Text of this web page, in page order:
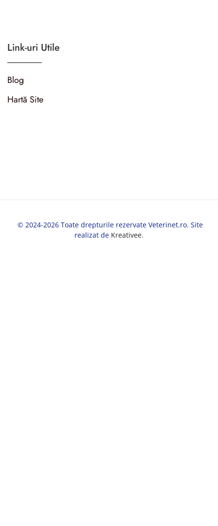
Link-uri Utile
Blog
Hartă Site
© 2024-2026 Toate drepturile rezervate Veterinet.ro. Site
realizat de Kreativee.